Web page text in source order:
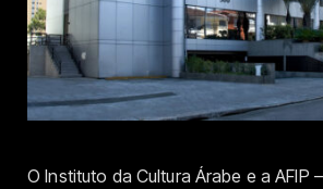
O Instituto da Cultura Árabe e a AFIP